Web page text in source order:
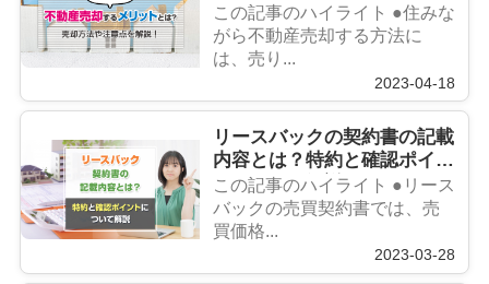
点を解説！
この記事のハイライト ●住みな
がら不動産売却する方法に
は、売り...
2023-04-18
リースバックの契約書の記載
内容とは？特約と確認ポイン
トについて解説
この記事のハイライト ●リース
バックの売買契約書では、売
買価格...
2023-03-28